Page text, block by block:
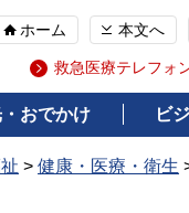
ホーム 本文へ
救急医療テレフォ
おでかけ ビ
> 健康・医療・衛生